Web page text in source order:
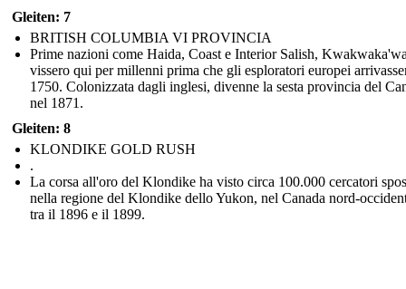
Gleiten: 7
BRITISH COLUMBIA VI PROVINCIA
Prime nazioni come Haida, Coast e Interior Salish,
vissero qui per millenni prima che gli esploratori europei
1750. Colonizzata dagli inglesi, divenne la sesta provincia del
nel 1871.
Gleiten: 8
KLONDIKE GOLD RUSH
.
La corsa all'oro del Klondike ha visto circa 100.000 cercatori
nella regione del Klondike dello Yukon, nel Canada nord-
tra il 1896 e il 1899.